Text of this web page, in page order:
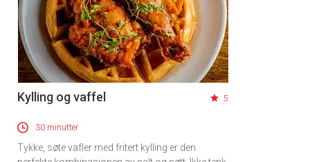
Kylling og vaffel 5
30 minutter
Tykke, søte vafler med fritert kylling er den